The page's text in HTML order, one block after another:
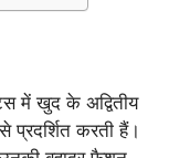
में खुद के अद्वितीय
प्रदर्शित करती हैं।